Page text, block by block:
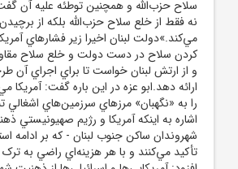
سلاح حزب‌الله و همچنين توطئه عليه آن
نه فقط از خلع سلاح حزب‌الله بلکه از
مي‌کند.»دولت لبنان اخيرا زير فشارهاي
کردن سلاح در دست دولت و خلع سلاح
و از ارتش لبنان خواست تا براي اجراي آن
ارائه دهد.ابو عزه در اين باره گفت: آمريکا
را به «نگهبان» مرزهاي سرزمين‌هاي اشغالي
اشاره به اينکه آمريکا و رژيم صهيونيستي
شهروندان ساکن جنوب لبنان - که بر ادامه
تأکيد مي‌کنند و با هر هزينه‌اي راضي به ترک